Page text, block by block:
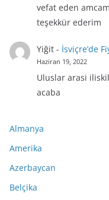
vefat eden
teşekkür ederim
Yiğit- İsviçre’de
Haziran 19, 2022
Uluslar arasi
acaba
Almanya
Amerika
Azerbaycan
Belçika